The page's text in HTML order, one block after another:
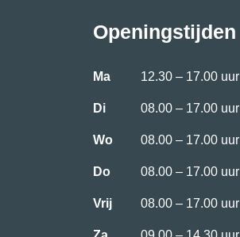
Openingstijden
Ma 12.30 – 17.00 uur
Di 08.00 – 17.00 uur
Wo 08.00 – 17.00 uur
Do 08.00 – 17.00 uur
Vrij 08.00 – 17.00 uur